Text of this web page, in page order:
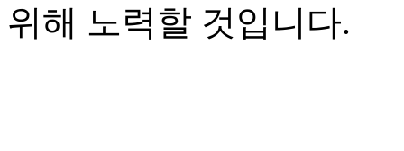
위해 노력할 것입니다.